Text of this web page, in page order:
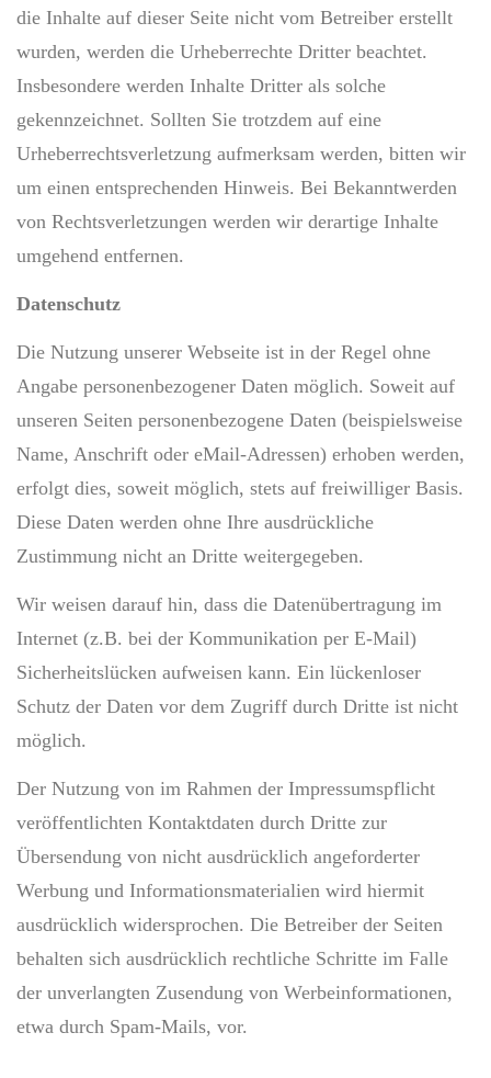
die Inhalte auf dieser Seite nicht vom Betreiber erstellt
wurden, werden die Urheberrechte Dritter beachtet.
Insbesondere werden Inhalte Dritter als solche
gekennzeichnet. Sollten Sie trotzdem auf eine
Urheberrechtsverletzung aufmerksam werden, bitten wir
um einen entsprechenden Hinweis. Bei Bekanntwerden
von Rechtsverletzungen werden wir derartige Inhalte
umgehend entfernen.
Datenschutz
Die Nutzung unserer Webseite ist in der Regel ohne
Angabe personenbezogener Daten möglich. Soweit auf
unseren Seiten personenbezogene Daten (beispielsweise
Name, Anschrift oder eMail-Adressen) erhoben werden,
erfolgt dies, soweit möglich, stets auf freiwilliger Basis.
Diese Daten werden ohne Ihre ausdrückliche
Zustimmung nicht an Dritte weitergegeben.
Wir weisen darauf hin, dass die Datenübertragung im
Internet (z.B. bei der Kommunikation per E-Mail)
Sicherheitslücken aufweisen kann. Ein lückenloser
Schutz der Daten vor dem Zugriff durch Dritte ist nicht
möglich.
Der Nutzung von im Rahmen der Impressumspflicht
veröffentlichten Kontaktdaten durch Dritte zur
Übersendung von nicht ausdrücklich angeforderter
Werbung und Informationsmaterialien wird hiermit
ausdrücklich widersprochen. Die Betreiber der Seiten
behalten sich ausdrücklich rechtliche Schritte im Falle
der unverlangten Zusendung von Werbeinformationen,
etwa durch Spam-Mails, vor.